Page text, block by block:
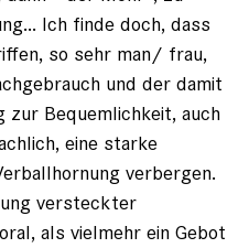
Ich finde doch, dass
so sehr man/ frau,
und der damit
zur Bequemlichkeit, auch
eine starke
verbergen.
versteckter
als vielmehr ein Gebot